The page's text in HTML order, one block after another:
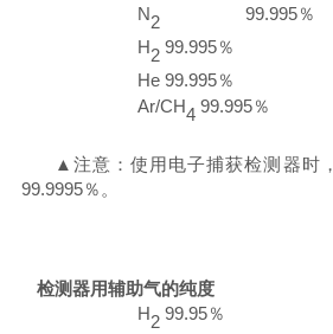
N2 99.995％
H2 99.995％
He 99.995％
Ar/CH4 99.995％
▲注意：使用电子捕获检测器时
99.9995％。
检测器用辅助气的纯度
H2 99.95％